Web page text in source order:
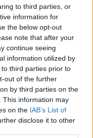
to third parties, or
information for
the below opt-out
note that after your
continue seeing
information utilized by
third parties prior to
out of the further
by third parties on the
This information may
on the IAB’s List of
disclose it to other
οι
στις
απορροφηθούν
στην
ο καιρός χωρίς
έργο,